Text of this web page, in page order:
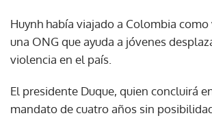
Huynh había viajado a Colombia
una ONG que ayuda a jóvenes
violencia en el país.
El presidente Duque, quien concluirá
mandato de cuatro años sin